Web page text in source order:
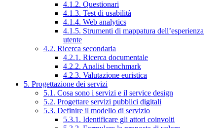
4.1.2. Questionari
4.1.3. Test di usabilità
4.1.4. Web analytics
4.1.5. Strumenti di mappatura dell’esperienza
utente
4.2. Ricerca secondaria
4.2.1. Ricerca documentale
4.2.2. Analisi benchmark
4.2.3. Valutazione euristica
5. Progettazione dei servizi
5.1. Cosa sono i servizi e il service design
5.2. Progettare servizi pubblici digitali
5.3. Definire il modello di servizio
5.3.1. Identificare gli attori coinvolti